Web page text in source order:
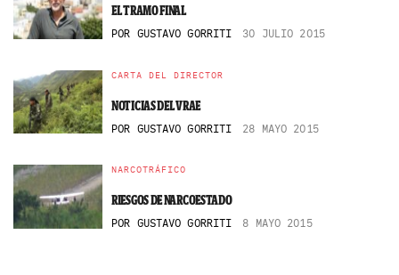
EL TRAMO FINAL
POR GUSTAVO GORRITI 30 JULIO 2015
CARTA DEL DIRECTOR
NOTICIAS DEL VRAE
POR GUSTAVO GORRITI 28 MAYO 2015
NARCOTRÁFICO
RIESGOS DE NARCOESTADO
POR GUSTAVO GORRITI 8 MAYO 2015